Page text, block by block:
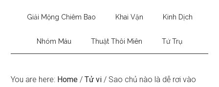
Giải Mộng Chiêm Bao Khai Vận Kinh Dịch
Nhóm Máu Thuật Thôi Miên Tứ Trụ
You are here: Home / Tử vi / Sao chủ nào là dễ rơi vào